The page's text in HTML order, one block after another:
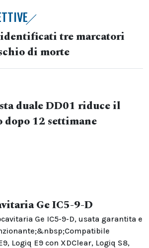
tre marcatori
di morte
duale DD01 riduce il
dopo 12 settimane
Ge IC5-9-D
Ge IC5-9-D, usata garantita e
Logiq E9 con XDClear, Logiq S8,